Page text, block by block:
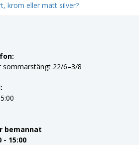
krom eller matt silver?
sommarstängt 22/6–3/8
bemannat
- 15:00